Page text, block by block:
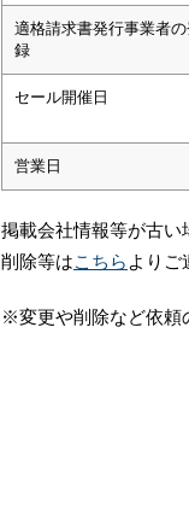
適格請求書発行事業者
録
セール開催日
営業日
掲載会社情報等が古い
削除等はこちら よりご
※変更や削除など依頼